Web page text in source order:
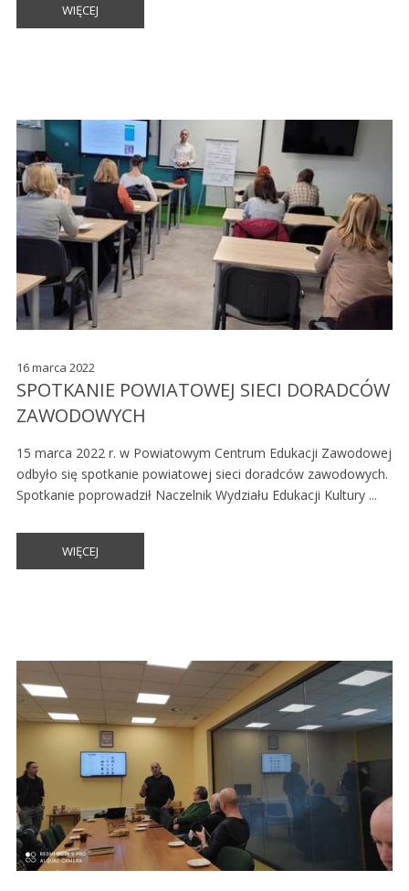
WIĘCEJ
16 marca 2022
SPOTKANIE POWIATOWEJ SIECI DORADCÓW
ZAWODOWYCH
15 marca 2022 r. w Powiatowym Centrum Edukacji Zawodowej
odbyło się spotkanie powiatowej sieci doradców zawodowych.
Spotkanie poprowadził Naczelnik Wydziału Edukacji Kultury ...
WIĘCEJ